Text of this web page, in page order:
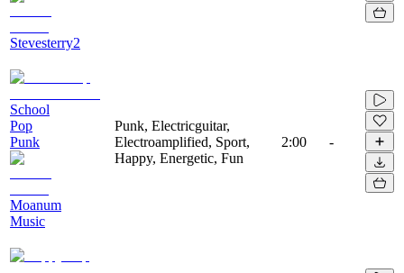
Stevesterry2
School
Pop
Punk
Moanum
Music
Punk, Electricguitar,
Electroamplified, Sport,
Happy, Energetic, Fun
2:00 -